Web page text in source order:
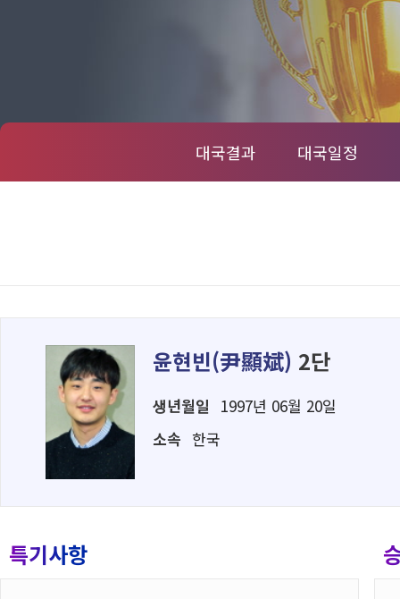
대국결과 대국일정
윤현빈(尹顯斌) 2단
생년월일 1997년 06월 20일
소속 한국
특기사항